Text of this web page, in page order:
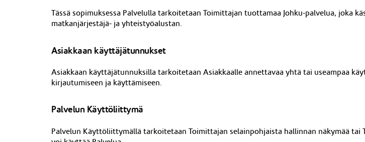
Tässä sopimuksessa Palvelulla tarkoitetaan Toimittajan tuottamaa Johku-palvelua, joka
matkanjärjestäjä- ja yhteistyöalustan.
Asiakkaan käyttäjätunnukset
Asiakkaan käyttäjätunnuksilla tarkoitetaan Asiakkaalle annettavaa yhtä tai useampaa
kirjautumiseen ja käyttämiseen.
Palvelun Käyttöliittymä
Palvelun Käyttöliittymällä tarkoitetaan Toimittajan selainpohjaista hallinnan näkymää tai